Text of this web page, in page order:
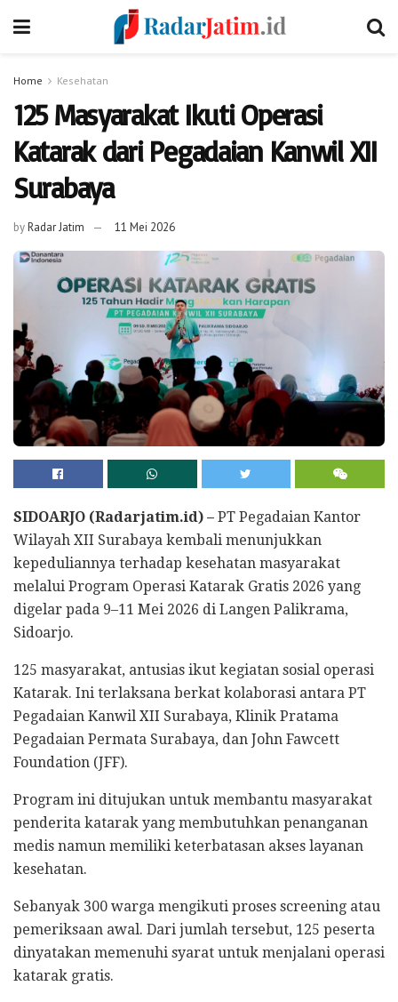
Home Kesehatan
125 Masyarakat Ikuti Operasi
Katarak dari Pegadaian Kanwil XII
Surabaya
byRadar Jatim 11 Mei 2026
SIDOARJO (Radarjatim.id) – PT Pegadaian Kantor
Wilayah XII Surabaya kembali menunjukkan
kepeduliannya terhadap kesehatan masyarakat
melalui Program Operasi Katarak Gratis 2026 yang
digelar pada 9–11 Mei 2026 di Langen Palikrama,
Sidoarjo.
125 masyarakat, antusias ikut kegiatan sosial operasi
Katarak. Ini terlaksana berkat kolaborasi antara PT
Pegadaian Kanwil XII Surabaya, Klinik Pratama
Pegadaian Permata Surabaya, dan John Fawcett
Foundation (JFF).
Program ini ditujukan untuk membantu masyarakat
penderita katarak yang membutuhkan penanganan
medis namun memiliki keterbatasan akses layanan
kesehatan.
Sebanyak 300 warga mengikuti proses screening atau
pemeriksaan awal. Dari jumlah tersebut, 125 peserta
dinyatakan memenuhi syarat untuk menjalani operasi
katarak gratis.